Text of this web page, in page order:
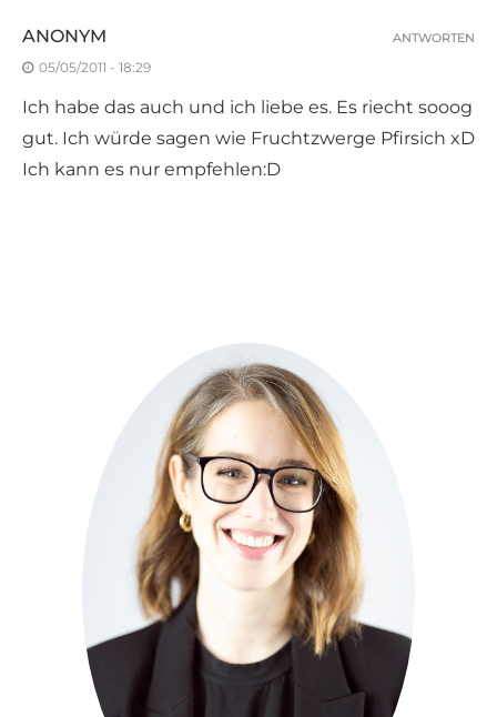
ANONYM
05/05/2011 - 18:29
Ich habe das auch und ich liebe es. Es riecht sooog
gut. Ich würde sagen wie Fruchtzwerge Pfirsich xD
Ich kann es nur empfehlen:D
ANTWORTEN